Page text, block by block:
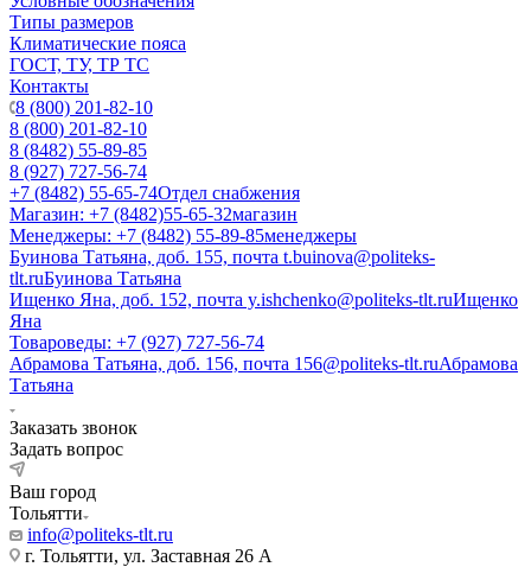
Типы размеров
Климатические пояса
ГОСТ, ТУ, ТР ТС
Контакты
8 (800) 201-82-10
8 (800) 201-82-10
8 (8482) 55-89-85
8 (927) 727-56-74
+7 (8482) 55-65-74Отдел снабжения
Магазин: +7 (8482)55-65-32магазин
Менеджеры: +7 (8482) 55-89-85менеджеры
Буинова Татьяна, доб. 155, почта t.buinova@politeks-
tlt.ruБуинова Татьяна
Ищенко Яна, доб. 152, почта y.ishchenko@politeks-tlt.ruИщенко
Яна
Товароведы: +7 (927) 727-56-74
Абрамова Татьяна, доб. 156, почта 156@politeks-tlt.ruАбрамова
Татьяна
Заказать звонок
Задать вопрос
Ваш город
Тольятти
info@politeks-tlt.ru
г. Тольятти, ул. Заставная 26 А